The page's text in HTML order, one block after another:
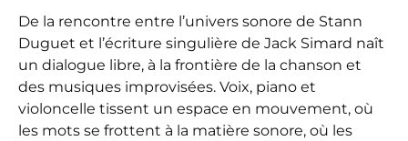
De la rencontre entre l’univers sonore de Stann
Duguet et l’écriture singulière de Jack Simard naît
un dialogue libre, à la frontière de la chanson et
des musiques improvisées. Voix, piano et
violoncelle tissent un espace en mouvement, où
les mots se frottent à la matière sonore, où les